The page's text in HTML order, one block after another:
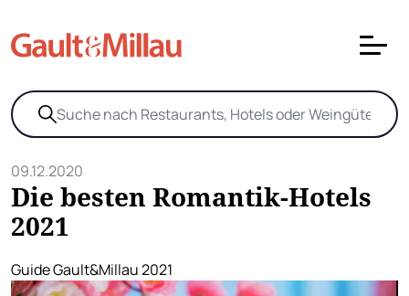
09.12.2020
Die besten Romantik-Hotels
2021
Guide Gault&Millau 2021